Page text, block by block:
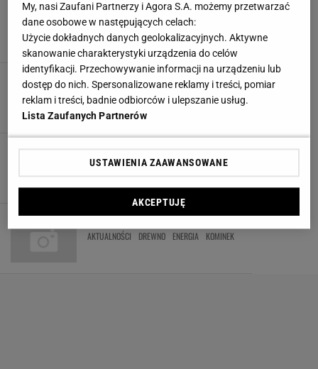
Czy można wymienić grzejnik w mieszkaniu?
GRZEJNIK GRZEJNIKI MIESZKANIA
Grzejniki: zasłaniać czy nie?
ARANŻACJE WNĘTRZ DEKORACJE GRZEJNIKI INSPIRACJE
Kominki: 10 pomysłów na domowe ognisko
ARANŻACJE WNĘTRZ INSPIRACJE KOMINKI
Zapach jesieni
AKTUALNOŚCI DREWNO ENERGIA KOMINEK
My, nasi Zaufani Partnerzy i Agora S.A. możemy przetwarzać
dane osobowe w następujących celach:
Użycie dokładnych danych geolokalizacyjnych. Aktywne
skanowanie charakterystyki urządzenia do celów
identyfikacji. Przechowywanie informacji na urządzeniu lub
dostęp do nich. Spersonalizowane reklamy i treści, pomiar
reklam i treści, badnie odbiorców i ulepszanie usług.
Lista Zaufanych Partnerów
USTAWIENIA ZAAWANSOWANE
AKCEPTUJĘ